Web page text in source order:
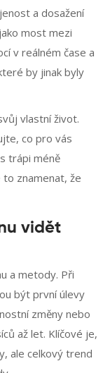
a dosažení
most mezi
v reálném čase a
by jinak byly
vlastní život.
co pro vás
trápi méně
znamenat, že
vidět
a metody. Při
být první úlevy
změny nebo
až let. Klíčové je,
ale celkový trend